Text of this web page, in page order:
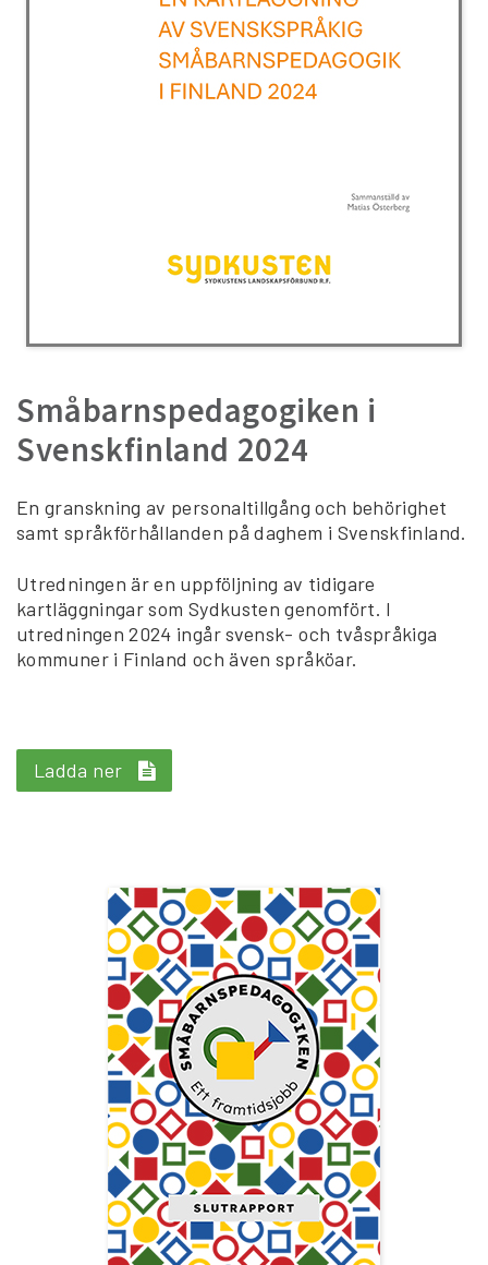
Småbarnspedagogiken i
Svenskfinland 2024
En granskning av personaltillgång och behörighet
samt språkförhållanden på daghem i Svenskfinland.
Utredningen är en uppföljning av tidigare
kartläggningar som Sydkusten genomfört. I
utredningen 2024 ingår svensk- och tvåspråkiga
kommuner i Finland och även språköar.
Ladda ner